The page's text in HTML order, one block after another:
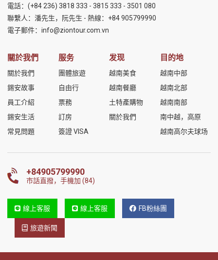
電話： (+84 236) 3818 333 - 3815 333 - 3501 080
聯繫人：潘先生，阮先生 - 熱線： +84 905799990
電子郵件： info@ziontour.com.vn
關於我們
關於我們
錫安故事
員工介紹
錫安生活
常見問題
服务
團體旅遊
自由行
票務
訂房
簽證 VISA
发现
越南美食
越南餐廳
土特產購物
關於我們
目的地
越南中部
越南北部
越南南部
南中越，高原
越南高尔夫球场
+84905799990
市話直撥，手機加 (84)
線上客服 線上客服 FB粉絲團
旅遊新聞